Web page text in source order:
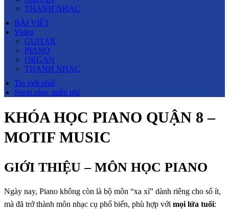
THANH NHẠC
BÀI VIẾT
Video
GUITAR
PIANO
ORGAN
THANH NHẠC
Tin mới nhất
Sheet nhạc miễn phí
KHÓA HỌC PIANO QUẬN 8 –
MOTIF MUSIC
GIỚI THIỆU – MÔN HỌC PIANO
Ngày nay, Piano không còn là bộ môn “xa xỉ” dành riêng cho số ít,
mà đã trở thành môn nhạc cụ phổ biến, phù hợp với mọi lứa tuổi: